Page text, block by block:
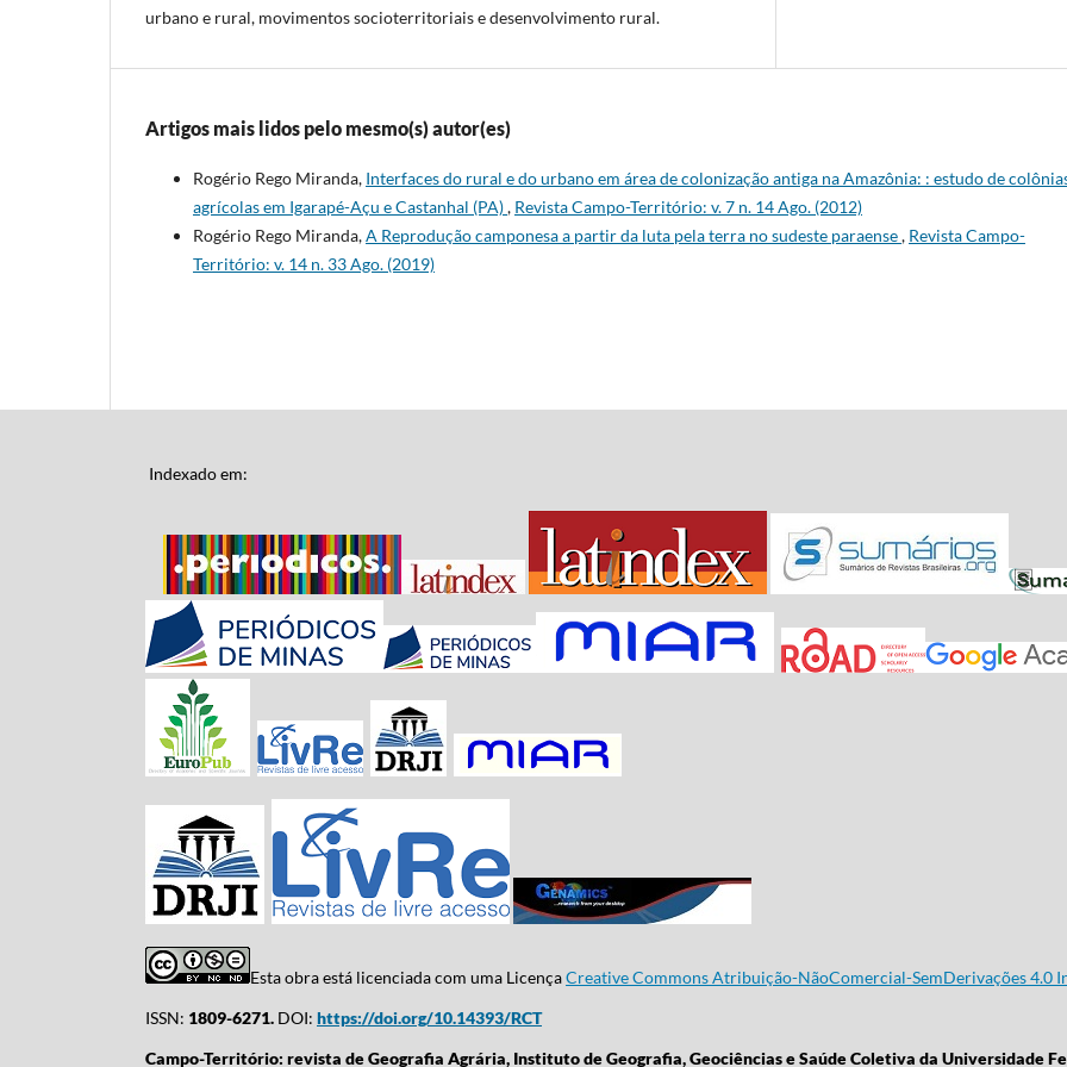
urbano e rural, movimentos socioterritoriais e desenvolvimento rural.
Artigos mais lidos pelo mesmo(s) autor(es)
Rogério Rego Miranda, Interfaces do rural e do urbano em área de colonização antiga na Amazônia: : estudo de
agrícolas em Igarapé-Açu e Castanhal (PA), Revista Campo-Território: v. 7 n. 14 Ago. (2012)
Rogério Rego Miranda,A Reprodução camponesa a partir da luta pela terra no sudeste paraense, Revista Campo-
Território: v. 14 n. 33 Ago. (2019)
Indexado em:
Esta obra está licenciada com uma LicençaCreative Commons Atribuição-NãoComercial-SemDerivações 4.0
ISSN: 1809-6271. DOI: https://doi.org/10.14393/RCT
Campo-Território: revista de Geografia Agrária, Instituto de Geografia, Geociências e Saúde Coletiva da Universidade